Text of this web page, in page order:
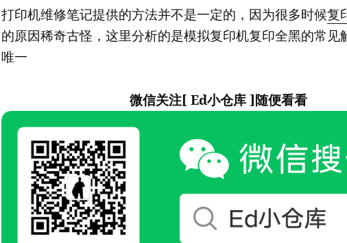
打印机维修笔记提供的方法并不是一定的，因为很多时候复
的原因稀奇古怪，这里分析的是模拟复印机复印全黑的常见
唯一
微信关注[ Ed小仓库 ]随便看看